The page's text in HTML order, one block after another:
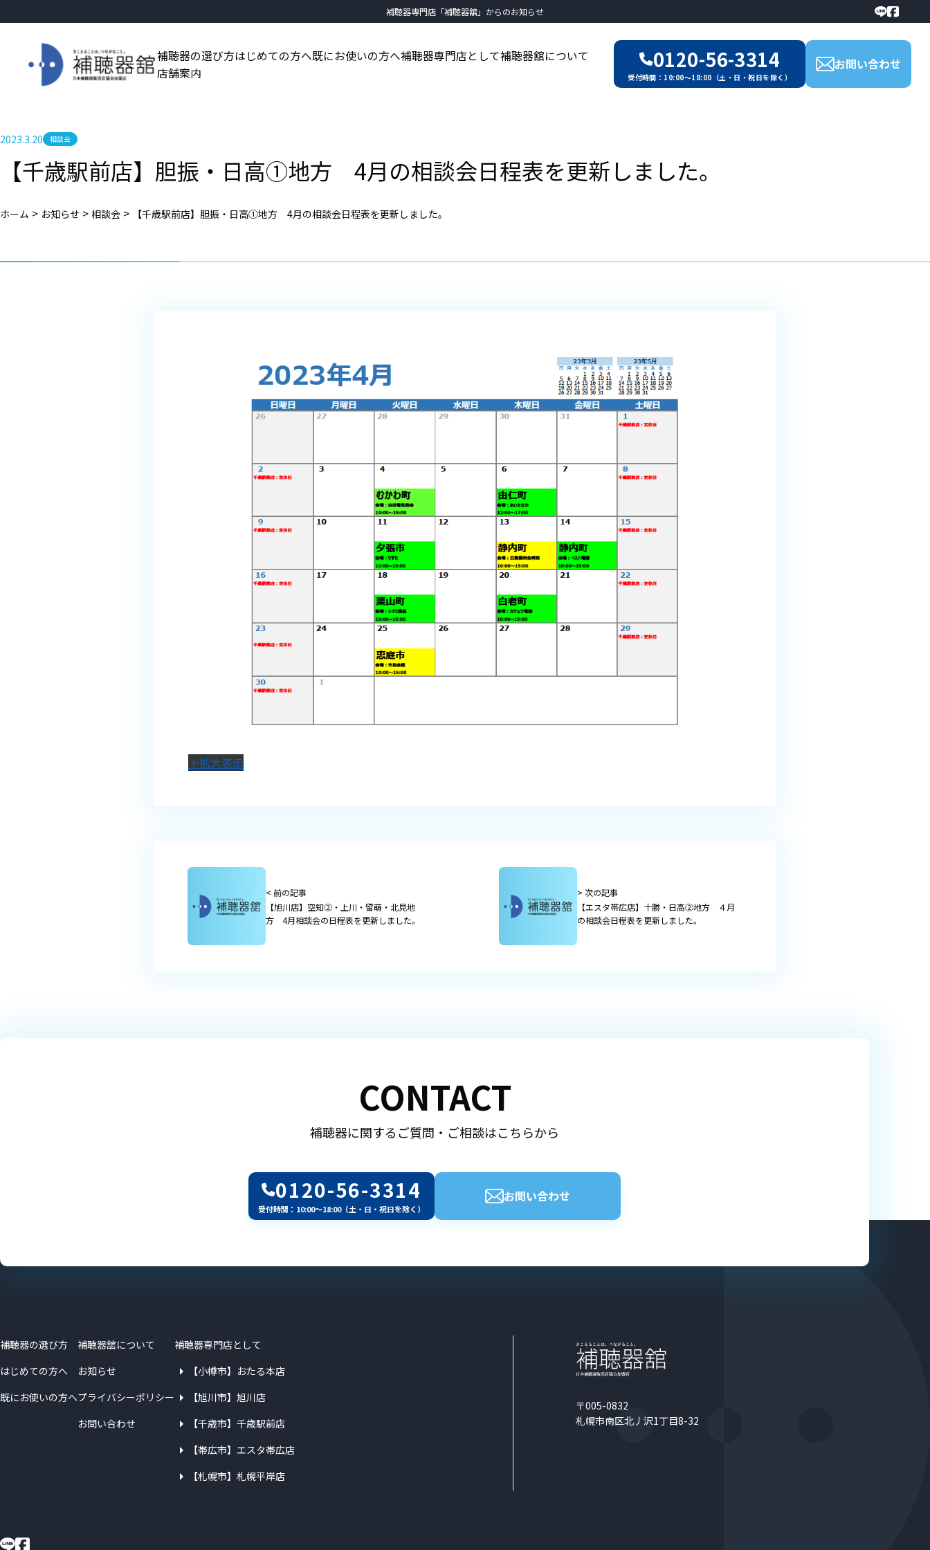
補聴器専門店「補聴器舘」からのお知らせ
補聴器の選び方はじめての方へ既にお使いの方へ補聴器専門店として補聴器舘について
店舗案内
0120-56-3314
受付時間：10:00～18:00（土・日・祝日を除く）
お問い合わせ
2023.3.20 相談会
【千歳駅前店】胆振・日高①地方 4月の相談会日程表を更新しました。
ホーム > お知らせ > 相談会 > 【千歳駅前店】胆振・日高①地方 4月の相談会日程表を更新しました。
＋拡大表示
< 前の記事
【旭川店】空知②・上川・留萌・北見地
方 4月相談会の日程表を更新しました。
> 次の記事
【エスタ帯広店】十勝・日高②地方 ４月
の相談会日程表を更新しました。
CONTACT
補聴器に関するご質問・ご相談はこちらから
0120-56-3314
受付時間：10:00～18:00（土・日・祝日を除く）
お問い合わせ
補聴器の選び方
はじめての方へ
既にお使いの方へ
補聴器舘について
お知らせ
プライバシーポリシー
お問い合わせ
補聴器専門店として
【小樽市】おたる本店
【旭川市】旭川店
【千歳市】千歳駅前店
【帯広市】エスタ帯広店
【札幌市】札幌平岸店
〒005-0832
札幌市南区北丿沢1丁目8-32